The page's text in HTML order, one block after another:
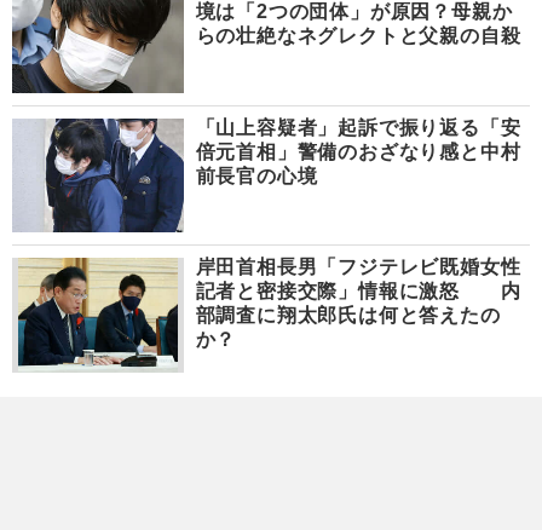
境は「2つの団体」が原因？母親か
らの壮絶なネグレクトと父親の自殺
「山上容疑者」起訴で振り返る「安
倍元首相」警備のおざなり感と中村
前長官の心境
岸田首相長男「フジテレビ既婚女性
記者と密接交際」情報に激怒 内
部調査に翔太郎氏は何と答えたの
か？